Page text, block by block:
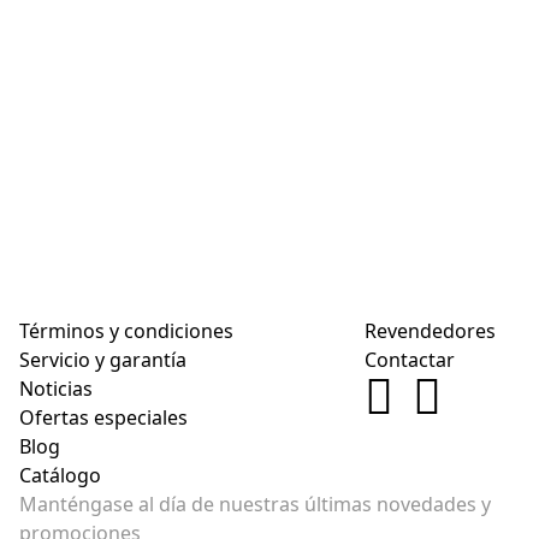
Términos y condiciones
Servicio y garantía
Noticias
Ofertas especiales
Blog
Catálogo
Revendedores
Contactar
Manténgase al día de nuestras últimas novedades y
promociones